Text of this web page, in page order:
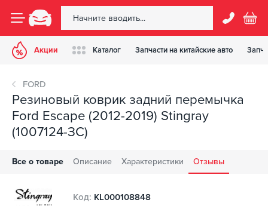
Акции Каталог Запчасти на китайские авто
FORD
Резиновый коврик задний перемычка
Ford Escape (2012-2019) Stingray
(1007124-ЗС)
Все о товаре Описание Характеристики Отзывы
Код: KL000108848